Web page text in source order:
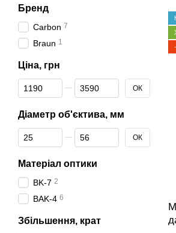
Бренд
Carbon 7
Braun 1
Ціна, грн
Від Ціна, грн
До Ціна, грн ОК
Діаметр об'єктива, мм
Від Діаметр об'єктива, мм
До Діаметр об'єктива, мм ОК
Матеріал оптики
BK-7 2
BAK-4 6
Збільшення, крат